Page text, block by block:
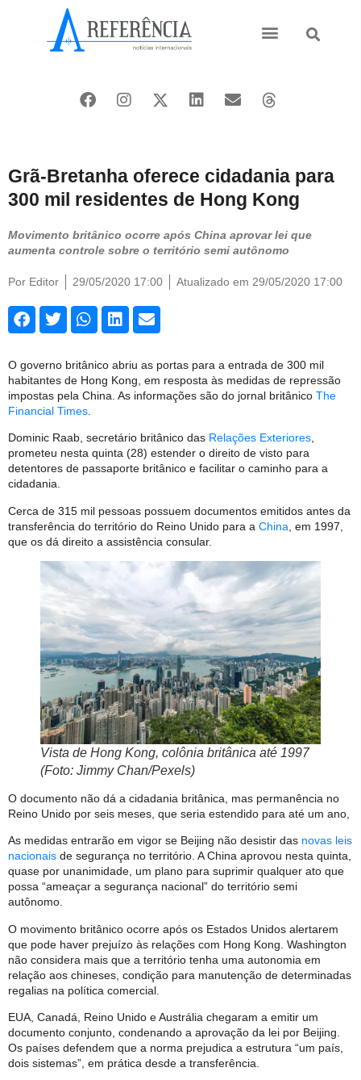
Grã-Bretanha oferece cidadania para
300 mil residentes de Hong Kong
Movimento britânico ocorre após China aprovar lei que
aumenta controle sobre o território semi autônomo
Por Editor 29/05/2020 17:00 Atualizado em 29/05/2020 17:00
O governo britânico abriu as portas para a entrada de 300 mil
habitantes de Hong Kong, em resposta às medidas de repressão
impostas pela China. As informações são do jornal britânico The
Financial Times
Dominic Raab, secretário britânico das Relações Exteriores,
prometeu nesta quinta (28) estender o direito de visto para
detentores de passaporte britânico e facilitar o caminho para a
cidadania.
Cerca de 315 mil pessoas possuem documentos emitidos antes da
transferência do território do Reino Unido para a China , em 1997,
que os dá direito a assistência consular.
Vista de Hong Kong, colônia britânica até 1997
(Foto: Jimmy Chan/Pexels)
O documento não dá a cidadania britânica, mas permanência no
Reino Unido por seis meses, que seria estendido para até um ano,
As medidas entrarão em vigor se Beijing não desistir das novas leis
nacionais de segurança no território. A China aprovou nesta quinta,
quase por unanimidade, um plano para suprimir qualquer ato que
possa “ameaçar a segurança nacional” do território semi
autônomo.
O movimento britânico ocorre após os Estados Unidos alertarem
que pode haver prejuízo às relações com Hong Kong. Washington
não considera mais que a território tenha uma autonomia em
relação aos chineses, condição para manutenção de determinadas
regalias na política comercial.
EUA, Canadá, Reino Unido e Austrália chegaram a emitir um
documento conjunto, condenando a aprovação da lei por Beijing.
Os países defendem que a norma prejudica a estrutura “um país,
dois sistemas”, em prática desde a transferência.